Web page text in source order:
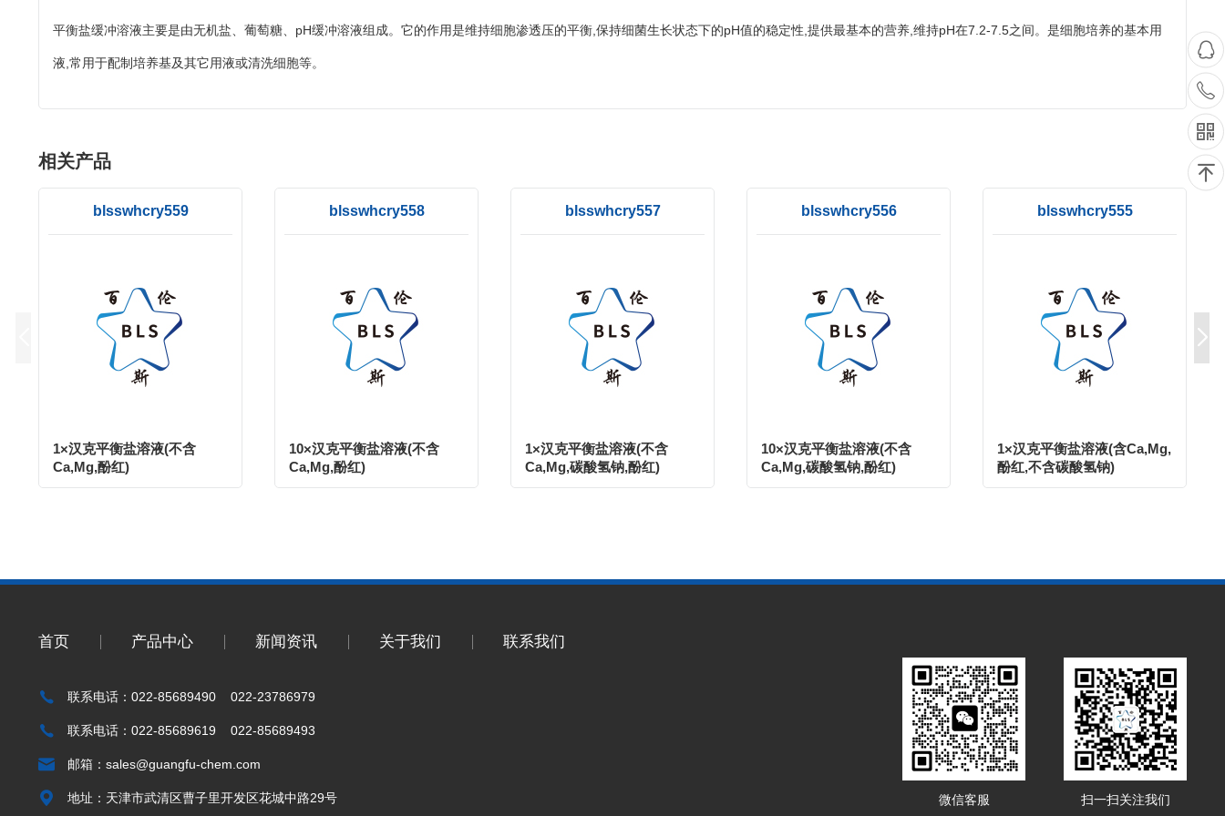
平衡盐缓冲溶液主要是由无机盐、葡萄糖、pH缓冲溶液组成。它的作用是维持细胞渗透压的平衡,保持细菌生长状态下的pH值的稳定性,提供最基本的营养,维持pH在7.2-7.5之间。是细胞培养的基本用
液,常用于配制培养基及其它用液或清洗细胞等。
相关产品
blsswhcry559
1×汉克平衡盐溶液(不含
Ca,Mg,酚红)
blsswhcry558
10×汉克平衡盐溶液(不含
Ca,Mg,酚红)
blsswhcry557
1×汉克平衡盐溶液(不含
Ca,Mg,碳酸氢钠,酚红)
blsswhcry556
10×汉克平衡盐溶液(不含
Ca,Mg,碳酸氢钠,酚红)
blsswhcry555
1×汉克平衡盐溶液(含Ca,Mg,
酚红,不含碳酸氢钠)
首页 产品中心 新闻资讯 关于我们 联系我们
联系电话：022-85689490 022-23786979
联系电话：022-85689619 022-85689493
邮箱： sales@guangfu-chem.com
地址：天津市武清区曹子里开发区花城中路29号 微信客服 扫一扫关注我们